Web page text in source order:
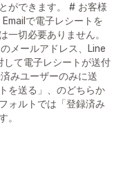
ができます。 # お客様
で電子レシートを
一切必要ありません。
メールアドレス、Line
して電子レシートが送付
みユーザーのみに送
を送る」、のどちらか
ォルトでは「登録済み
。